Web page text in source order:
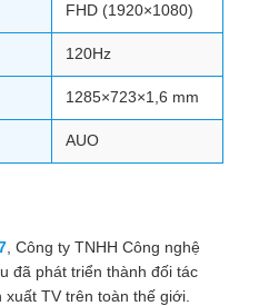
FHD (1920×1080)
120Hz
1285×723×1,6 mm
AUO
, Công ty TNHH Công nghệ
đã phát triển thành đối tác
TV trên toàn thế giới.